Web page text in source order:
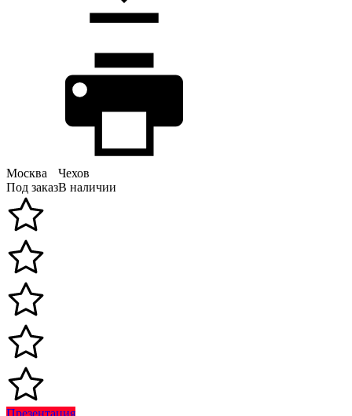
Москва
Под заказ
Чехов
В наличии
Презентация